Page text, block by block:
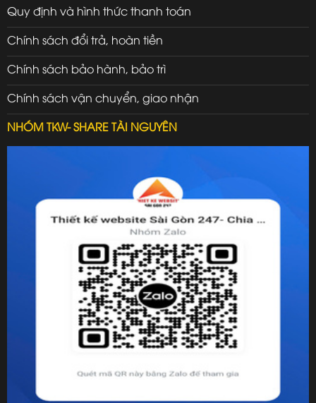
Quy định và hình thức thanh toán
Chính sách đổi trả, hoàn tiền
Chính sách bảo hành, bảo trì
Chính sách vận chuyển, giao nhận
NHÓM TKW- SHARE TÀI NGUYÊN